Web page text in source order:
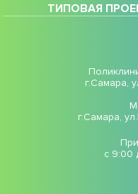
ТИПОВАЯ
г.Самара,
г.Самара,
с 9:00